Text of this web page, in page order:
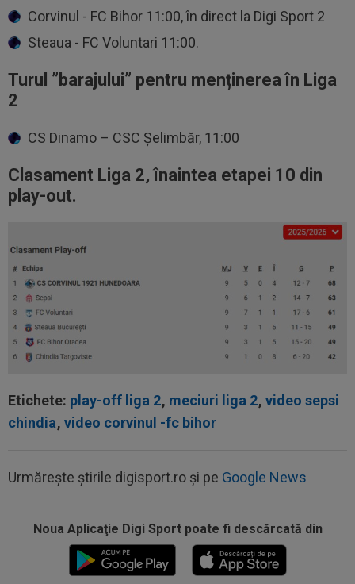
Corvinul - FC Bihor 11:00, în direct la Digi Sport 2
Steaua - FC Voluntari 11:00.
Turul ”barajului” pentru menținerea în Liga
2
CS Dinamo – CSC Șelimbăr, 11:00
Clasament Liga 2, înaintea etapei 10 din
play-out.
Etichete: play-off liga 2, meciuri liga 2, video sepsi
chindia, video corvinul -fc bihor
Urmărește știrile digisport.ro și pe Google News
Noua Aplicaţie Digi Sport poate fi descărcată din